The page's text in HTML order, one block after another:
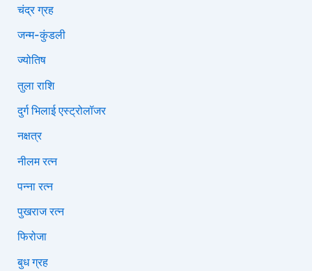
चंद्र ग्रह
जन्म-कुंडली
ज्योतिष
तुला राशि
दुर्ग भिलाई एस्ट्रोलॉजर
नक्षत्र
नीलम रत्न
पन्ना रत्न
पुखराज रत्न
फिरोजा
बुध ग्रह